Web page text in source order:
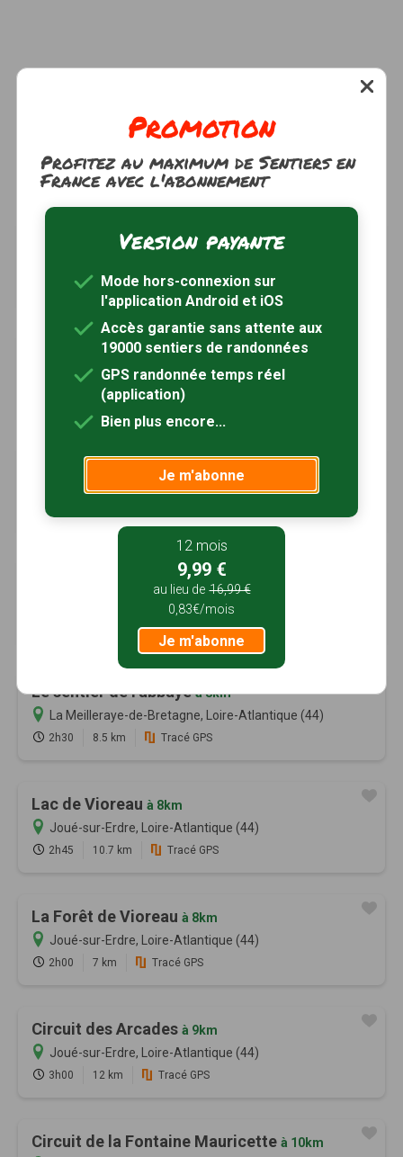
Etang de la Provostièreà 3km
5.5 km Tracé GPS
Circuit des Layons et de L'Erdreà 6km
Bonnoeuvre, Loire-Atlantique (44)
12 km
Circuit de la Rotte aux loups
Saint-Mars-la-Jaille, Loire-Atlantique (44)
1h45
Circuit de la Rigole et des forêts
Joué-sur-Erdre, Loire-Atlantique (44)
Le sentier de l'abbayeà 8km
La Meilleraye-de-Bretagne, Loire-Atlantique (44)
2h30 8.5 km Tracé GPS
Lac de Vioreau à 8km
Joué-sur-Erdre, Loire-Atlantique (44)
2h45 10.7 km Tracé GPS
La Forêt de Vioreau à 8km
Joué-sur-Erdre, Loire-Atlantique (44)
2h00 7 km Tracé GPS
Circuit des Arcades à 9km
Joué-sur-Erdre, Loire-Atlantique (44)
3h00 12 km Tracé GPS
Circuit de la Fontaine Mauricette à 10km
Promotion
Profitez au maximum de Sentiers en
France avec l'abonnement
Version payante
Mode hors-connexion sur
l'application Android et iOS
Accès garantie sans attente aux
19000 sentiers de randonnées
GPS randonnée temps réel
(application)
Bien plus encore...
Je m'abonne
12 mois
9,99 €
au lieu de 16,99 €
0,83€/mois
Je m'abonne